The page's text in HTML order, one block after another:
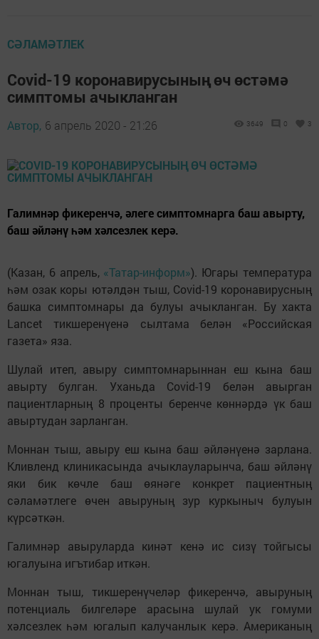
СӘЛАМӘТЛЕК
Covid-19 коронавирусының өч өстәмә
симптомы ачыкланган
Автор, 6 апрель 2020 - 21:26 3649 0 3
Галимнәр фикеренчә, әлеге симптомнарга баш авырту,
баш әйләнү һәм хәлсезлек керә.
(Казан, 6 апрель, «Татар-информ»). Югары температура
һәм озак коры ютәлдән тыш, Covid-19 коронавирусның
башка симптомнары да булуы ачыкланган. Бу хакта
Lancet тикшеренүенә сылтама белән «Российская
газета» яза.
Шулай итеп, авыру симптомнарыннан еш кына баш
авырту булган. Уханьда Covid-19 белән авырган
пациентларның 8 проценты беренче көннәрдә үк баш
авыртудан зарланган.
Моннан тыш, авыру еш кына баш әйләнүенә зарлана.
Кливленд клиникасында ачыклауларынча, баш әйләнү
яки бик көчле баш өянәге конкрет пациентның
сәламәтлеге өчен авыруның зур куркыныч булуын
күрсәткән.
Галимнәр авыруларда кинәт кенә ис сизү тойгысы
югалуына игътибар иткән.
Моннан тыш, тикшеренүчеләр фикеренчә, авыруның
потенциаль билгеләре арасына шулай ук гомуми
хәлсезлек һәм югалып калучанлык керә. Американың